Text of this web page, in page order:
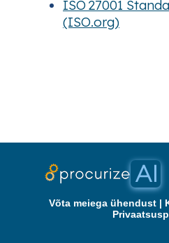
ISO 27001
(ISO.org)
Võta meiega ühendust |